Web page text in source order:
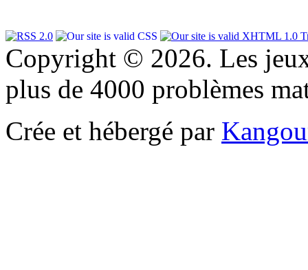
Copyright © 2026. Les
plus de 4000 problèmes
Crée et hébergé par